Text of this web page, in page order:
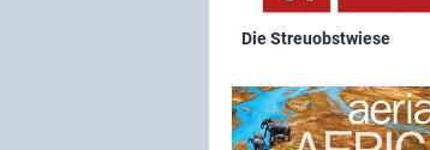
Die Streuobstwiese